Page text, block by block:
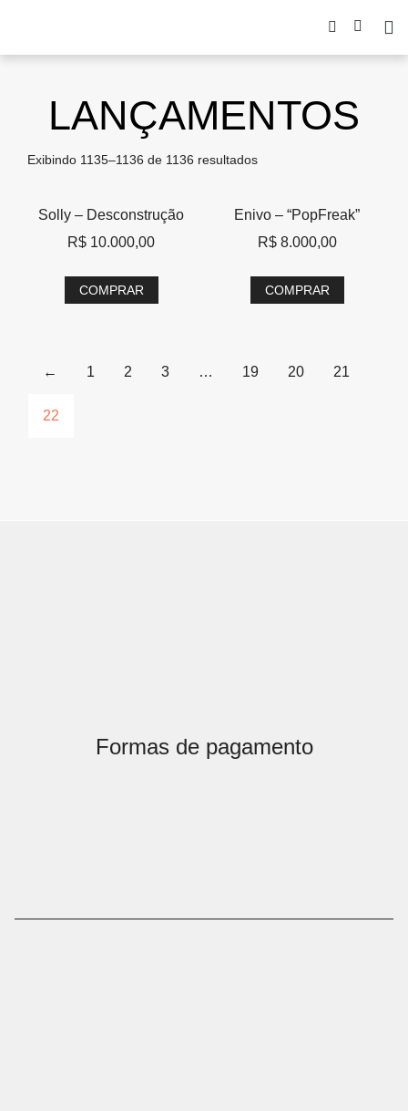
LANÇAMENTOS
Exibindo 1135–1136 de 1136 resultados
Solly – Desconstrução
R$ 10.000,00
COMPRAR
Enivo – “PopFreak”
R$8.000,00
COMPRAR
← 1 2 3 … 19 20 21
22
Formas de pagamento